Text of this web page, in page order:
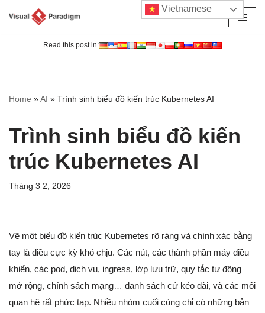
Read this post in:
Home »AI » Trình sinh biểu đồ kiến trúc Kubernetes AI
Trình sinh biểu đồ kiến
trúc Kubernetes AI
Tháng 3 2, 2026
Vẽ một biểu đồ kiến trúc Kubernetes rõ ràng và chính xác bằng
tay là điều cực kỳ khó chịu. Các nút, các thành phần máy điều
khiển, các pod, dịch vụ, ingress, lớp lưu trữ, quy tắc tự động
mở rộng, chính sách mạng… danh sách cứ kéo dài, và các mối
quan hệ rất phức tạp. Nhiều nhóm cuối cùng chỉ có những bản
Vietnamese